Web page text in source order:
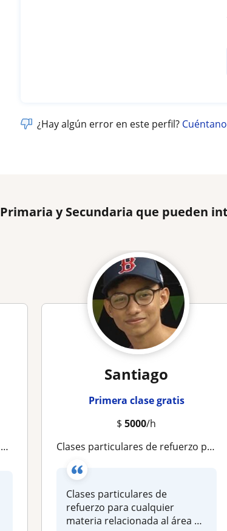
¿Hay algún error en este perfil?
y Secundaria que pueden
Santiago
Primera clase gratis
$5000/h
Clases particulares de refuerzo para cualquier materia relacionada al área de Humanidades, Matemáticas, Ciencias Básicas
Clases particulares de
refuerzo para cualquier
materia relacionada al área de